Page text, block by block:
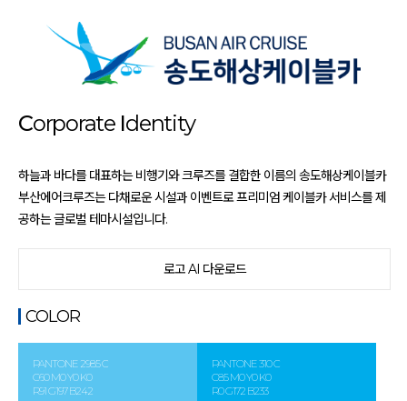
Corporate Identity
하늘과 바다를 대표하는 비행기와 크루즈를 결합한 이름의 송도해상케이블카
부산에어크루즈는 다채로운 시설과 이벤트로 프리미엄 케이블카 서비스를 제
공하는 글로벌 테마시설입니다.
로고 AI 다운로드
COLOR
PANTONE 2985 C
C60 M0 Y0 K0
R91 G197 B242
PANTONE 310 C
C85 M0 Y0 K0
R0 G172 B233